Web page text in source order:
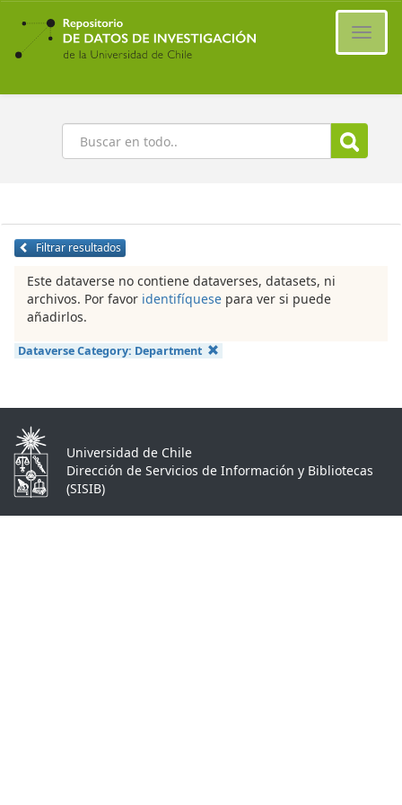
Ir
contenido
principal
Buscar
Filtrar resultados
Este dataverse no contiene dataverses, datasets, ni
archivos. Por favor identifíquese para ver si puede
añadirlos.
Dataverse Category: Department
Universidad de Chile
Dirección de Servicios de Información y Bibliotecas
(SISIB)